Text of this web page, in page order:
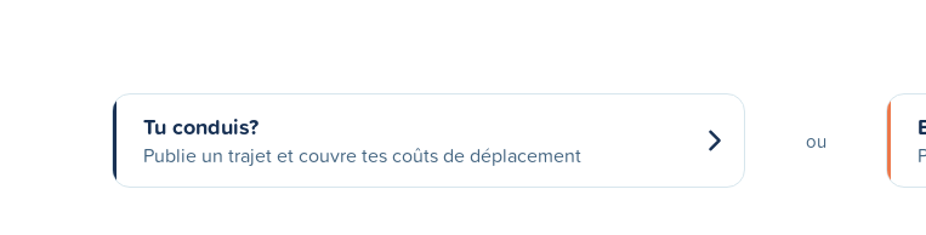
Tu conduis?
Publie un trajet et couvre tes coûts de déplacement
ou